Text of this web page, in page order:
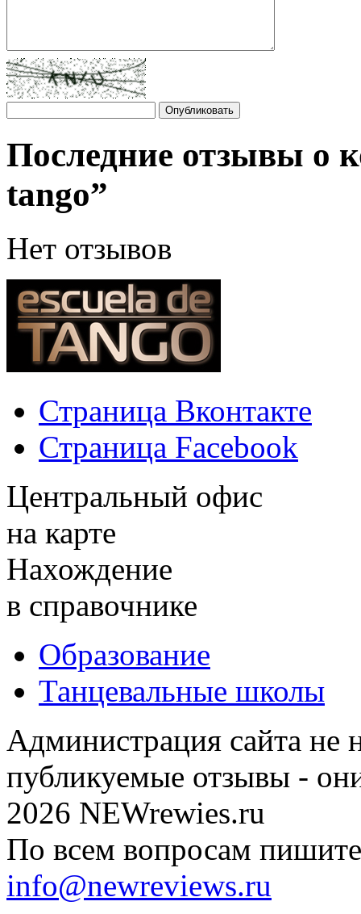
Последние отзывы о
tango”
Нет отзывов
Страница Вконтакте
Страница Facebook
Центральный офис
на карте
Нахождение
в справочнике
Образование
Танцевальные школы
Администрация сайта не
публикуемые отзывы -
2026 NEWrewies.ru
По всем вопросам
info@newreviews.ru